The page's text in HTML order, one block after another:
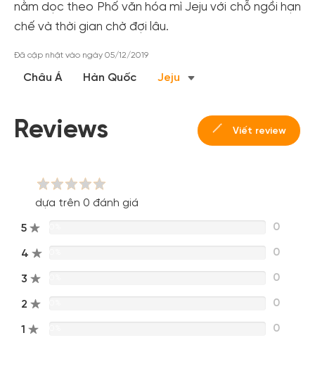
nằm dọc theo Phố văn hóa mì Jeju với chỗ ngồi hạn
chế và thời gian chờ đợi lâu.
Đã cập nhật vào ngày 05/12/2019
Châu Á Hàn Quốc Jeju
Reviews Viết review
dựa trên 0 đánh giá
5 0
4 0
3 0
2 0
1 0